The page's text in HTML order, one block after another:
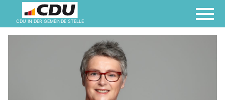
CDU IN DER GEMEINDE STELLE